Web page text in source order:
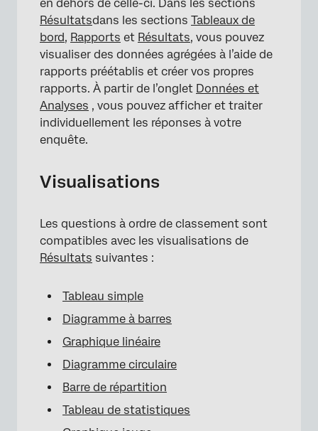
en dehors de celle-ci. Dans les sections
Résultatsdans les sections Tableaux de
bord, Rapports et Résultats, vous pouvez
visualiser des données agrégées à l’aide de
rapports préétablis et créer vos propres
rapports. À partir de l’onglet Données et
Analyses , vous pouvez afficher et traiter
individuellement les réponses à votre
enquête.
Visualisations
Les questions à ordre de classement sont
compatibles avec les visualisations de
Résultats suivantes :
Tableau simple
Diagramme à barres
Graphique linéaire
Diagramme circulaire
Barre de répartition
Tableau de statistiques